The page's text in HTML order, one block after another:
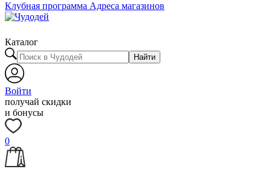
Клубная программа Адреса магазинов
Каталог
Найти
Войти
получай скидки
и бонусы
0